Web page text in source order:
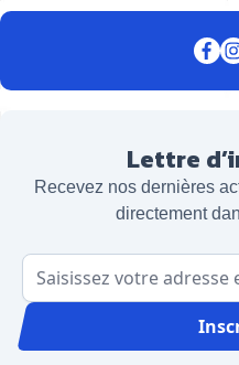
Lettre
Recevez nos dernières
directement
Adresse email